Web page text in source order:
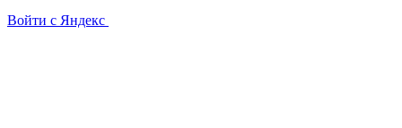
Войти с Яндекс